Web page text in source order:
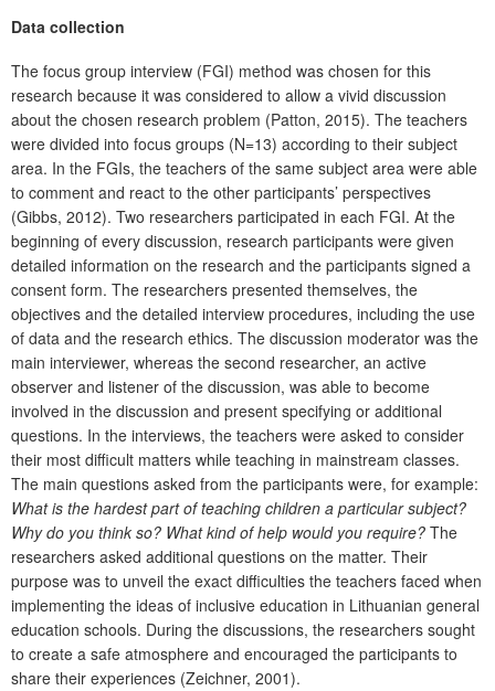
Data collection
The focus group interview (FGI) method was chosen for this
research because it was considered to allow a vivid discussion
about the chosen research problem (Patton, 2015). The teachers
were divided into focus groups (N=13) according to their subject
area. In the FGIs, the teachers of the same subject area were able
to comment and react to the other participants’ perspectives
(Gibbs, 2012). Two researchers participated in each FGI. At the
beginning of every discussion, research participants were given
detailed information on the research and the participants signed a
consent form. The researchers presented themselves, the
objectives and the detailed interview procedures, including the use
of data and the research ethics. The discussion moderator was the
main interviewer, whereas the second researcher, an active
observer and listener of the discussion, was able to become
involved in the discussion and present specifying or additional
questions. In the interviews, the teachers were asked to consider
their most difficult matters while teaching in mainstream classes.
The main questions asked from the participants were, for example:
What is the hardest part of teaching children a particular subject?
Why do you think so? What kind of help would you require? The
researchers asked additional questions on the matter. Their
purpose was to unveil the exact difficulties the teachers faced when
implementing the ideas of inclusive education in Lithuanian general
education schools. During the discussions, the researchers sought
to create a safe atmosphere and encouraged the participants to
share their experiences (Zeichner, 2001).